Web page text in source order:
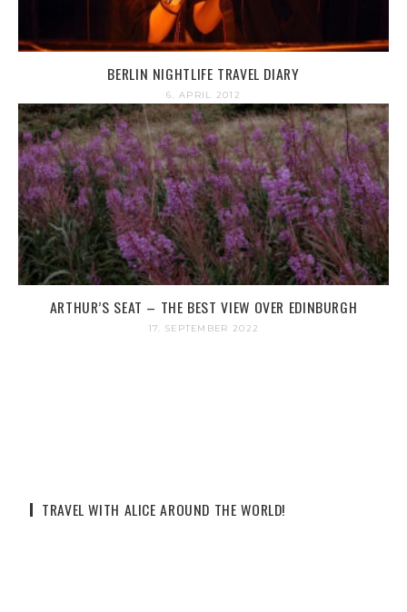
BERLIN NIGHTLIFE TRAVEL DIARY
6. APRIL 2012
ARTHUR’S SEAT – THE BEST VIEW OVER EDINBURGH
17. SEPTEMBER 2022
TRAVEL WITH ALICE AROUND THE WORLD!